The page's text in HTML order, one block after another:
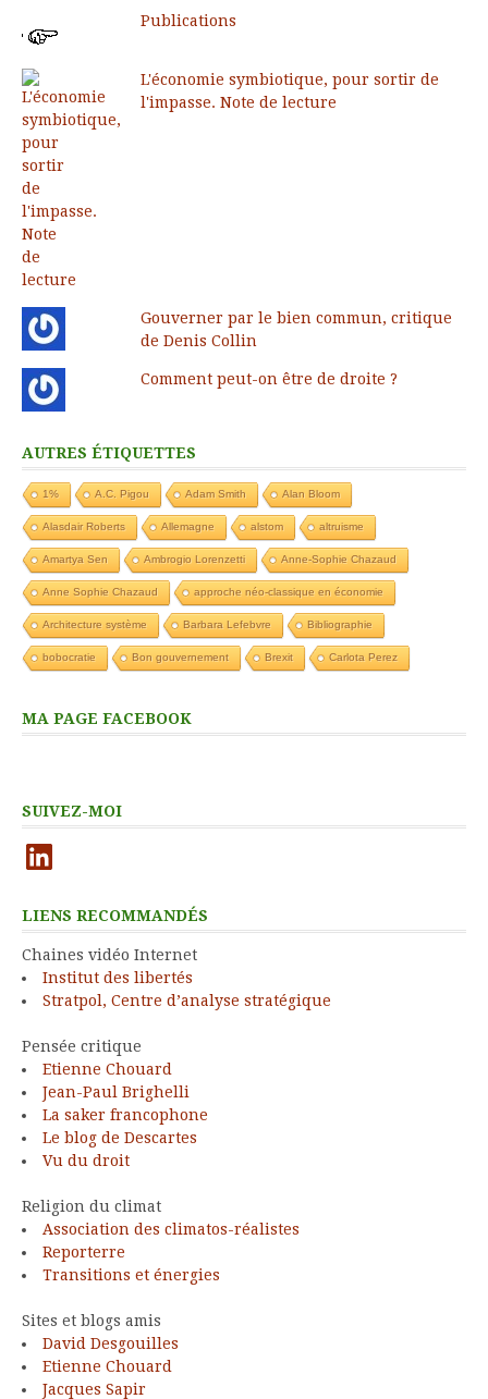
Publications
L'économie symbiotique, pour sortir de
l'impasse. Note de lecture
Gouverner par le bien commun, critique
de Denis Collin
Comment peut-on être de droite ?
AUTRES ÉTIQUETTES
1% A.C. Pigou Adam Smith Alan Bloom
Alasdair Roberts Allemagne alstom altruisme
Amartya Sen Ambrogio Lorenzetti Anne-Sophie Chazaud
Anne Sophie Chazaud approche néo-classique en économie
Architecture système Barbara Lefebvre Bibliographie
bobocratie Bon gouvernement Brexit Carlota Perez
MA PAGE FACEBOOK
SUIVEZ-MOI
LinkedIn
LIENS RECOMMANDÉS
Chaines vidéo Internet
Institut des libertés
Stratpol, Centre d’analyse stratégique
Pensée critique
Etienne Chouard
Jean-Paul Brighelli
La saker francophone
Le blog de Descartes
Vu du droit
Religion du climat
Association des climatos-réalistes
Reporterre
Transitions et énergies
Sites et blogs amis
David Desgouilles
Etienne Chouard
Jacques Sapir